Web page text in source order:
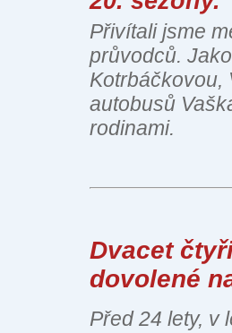
Přivítali jsme
průvodců.
Kotrbáčkovou,
autobusů
rodinami.
Dvacet
dovolené
Před 24 lety, v